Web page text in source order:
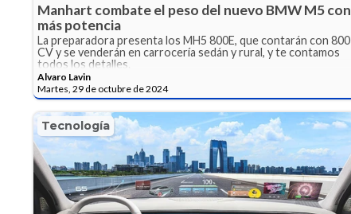
Manhart combate el peso del nuevo BMW M5 con
más potencia
La preparadora presenta los MH5 800E, que contarán con 800
CV y se venderán en carrocería sedán y rural, y te contamos
todos los detalles.
Alvaro Lavin
Martes, 29 de octubre de 2024
Tecnología